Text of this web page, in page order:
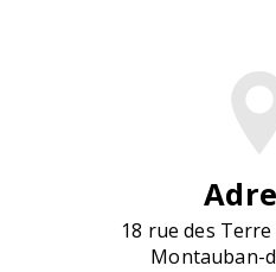
18 rue des
Montauban-